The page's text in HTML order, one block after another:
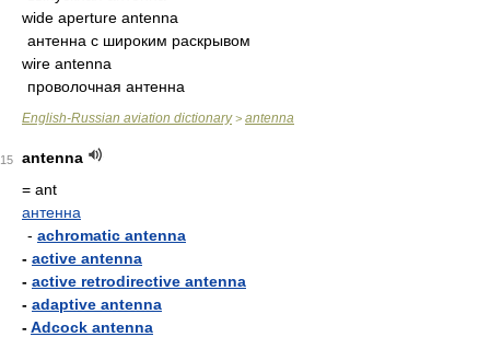
wide aperture antenna
антенна с широким раскрывом
wire antenna
проволочная антенна
English-Russian aviation dictionary> antenna
15
antenna
= ant
антенна
- achromatic antenna
- active antenna
- active retrodirective antenna
- adaptive antenna
-Adcock antenna